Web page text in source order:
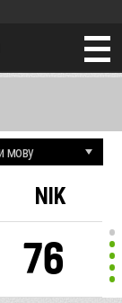
NIK
76